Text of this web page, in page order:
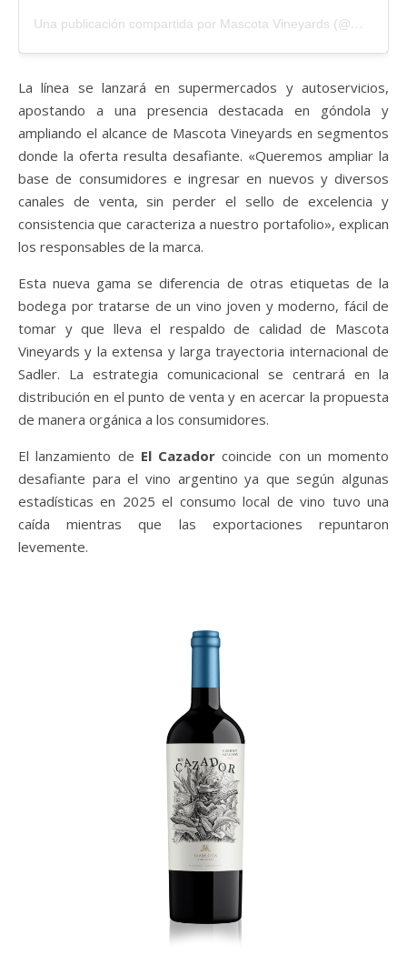
La línea se lanzará en supermercados y autoservicios,
apostando a una presencia destacada en góndola y
ampliando el alcance de Mascota Vineyards en segmentos
donde la oferta resulta desafiante. «Queremos ampliar la
base de consumidores e ingresar en nuevos y diversos
canales de venta, sin perder el sello de excelencia y
consistencia que caracteriza a nuestro portafolio», explican
los responsables de la marca.
Esta nueva gama se diferencia de otras etiquetas de la
bodega por tratarse de un vino joven y moderno, fácil de
tomar y que lleva el respaldo de calidad de Mascota
Vineyards y la extensa y larga trayectoria internacional de
Sadler. La estrategia comunicacional se centrará en la
distribución en el punto de venta y en acercar la propuesta
de manera orgánica a los consumidores.
El lanzamiento de El Cazador coincide con un momento
desafiante para el vino argentino ya que según algunas
estadísticas en 2025 el consumo local de vino tuvo una
caída mientras que las exportaciones repuntaron
levemente.